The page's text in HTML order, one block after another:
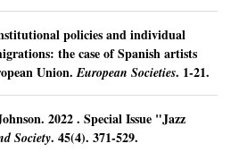
policies and individual
the case of Spanish artists
Union. European Societies. 1-21.
2022. Special Issue "Jazz
Society. 45(4). 371-529.